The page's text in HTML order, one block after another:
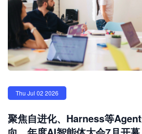
Thu Jul 02 2026
聚焦自进化、Harness等